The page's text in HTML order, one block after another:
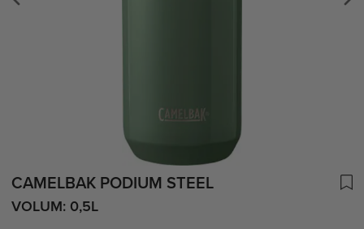
CAMELBAK PODIUM STEEL
VOLUM: 0,5L